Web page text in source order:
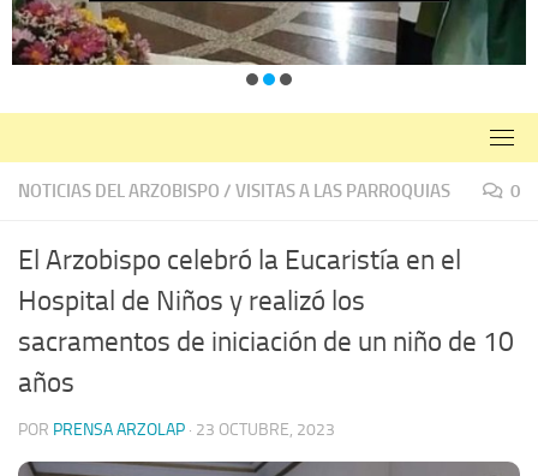
NOTICIAS DEL ARZOBISPO / VISITAS A LAS PARROQUIAS 0
El Arzobispo celebró la Eucaristía en el
Hospital de Niños y realizó los
sacramentos de iniciación de un niño de 10
años
POR PRENSA ARZOLAP · 23 OCTUBRE, 2023